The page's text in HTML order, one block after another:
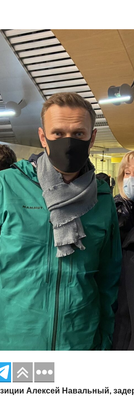
Алексей Навальный,